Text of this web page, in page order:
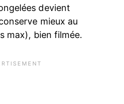
devient
mieux au
max), bien filmée.